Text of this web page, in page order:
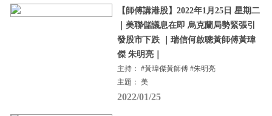
【師傅講港股】2022年1月25日 星期二
｜美聯儲議息在即 烏克蘭局勢緊張引
發股市下跌 ｜瑞信何啟聰黃師傅黃瑋
傑 朱明亮｜
主持： #黃瑋傑黃師傅 #朱明亮
主題： 美
2022/01/25